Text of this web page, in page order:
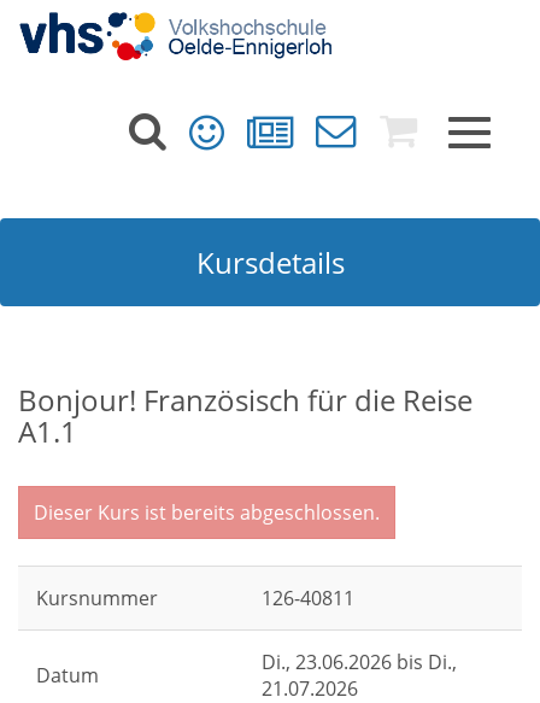
Toggle
Kursdetails
Bonjour! Französisch für die Reise
A1.1
Dieser Kurs ist bereits abgeschlossen.
Kursnummer 126-40811
Datum Di., 23.06.2026 bis Di.,
21.07.2026